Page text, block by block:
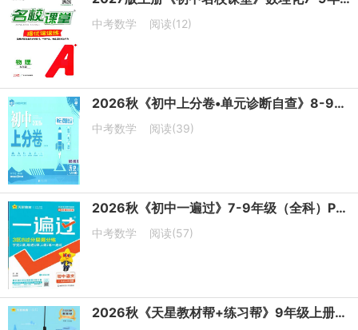
中考数学 阅读(12)
2026秋《初中上分卷•单元诊断自查》8-9年级上册PDF电子版下载
中考数学 阅读(39)
2026秋《初中一遍过》7-9年级（全科）PDF电子版下载 2027版
中考数学 阅读(57)
2026秋《天星教材帮+练习帮》9年级上册英语+数学+物理+化学